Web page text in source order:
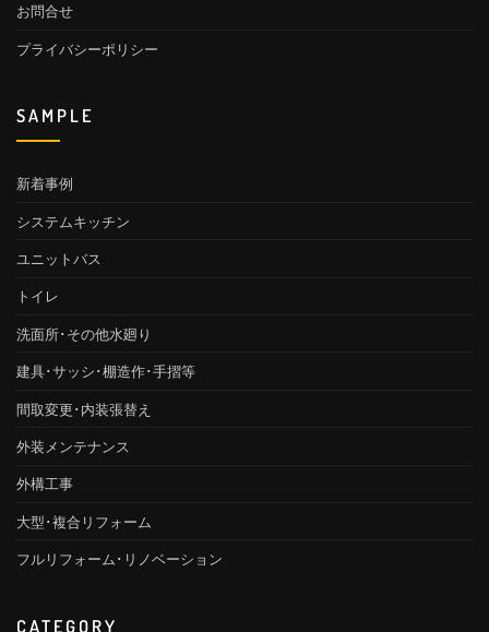
お問合せ
プライバシーポリシー
SAMPLE
新着事例
システムキッチン
ユニットバス
トイレ
洗面所･その他水廻り
建具･サッシ･棚造作･手摺等
間取変更･内装張替え
外装メンテナンス
外構工事
大型･複合リフォーム
フルリフォーム･リノベーション
CATEGORY